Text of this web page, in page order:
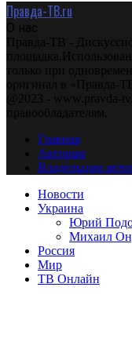
Правда-ТВ.ru
О нас
Правда-ТВ -
только при
оригинал в «Правда-
@2023 - www.pravda-
правообладателям.
Главная
Авторам
Владельцам
Новости
Украина
Юрий
Михаил
Россия
Мир
ТВ Онлайн